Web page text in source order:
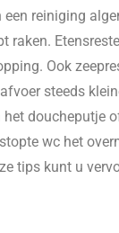
reiniging
Ook
steeds
wc het
tips kunt u